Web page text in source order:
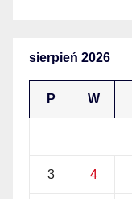
sierpień 2026
P W
3 4